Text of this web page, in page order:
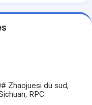
Zhaojuesi du sud,
RPC.